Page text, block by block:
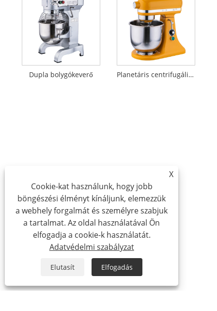
Dupla bolygókeverő Planetáris centrifugális keverő
X
Cookie-kat használunk, hogy jobb
böngészési élményt kínáljunk, elemezzük
a webhely forgalmát és személyre szabjuk
a tartalmat. Az oldal használatával Ön
elfogadja a cookie-k használatát.
Adatvédelmi szabályzat
Elutasít Elfogadás